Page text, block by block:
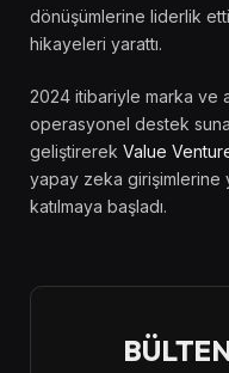
dönüşümlerine liderlik
hikayeleri yarattı.
2024 itibariyle marka ve
operasyonel destek
geliştirerek Value
yapay zeka girişimlerine
katılmaya başladı.